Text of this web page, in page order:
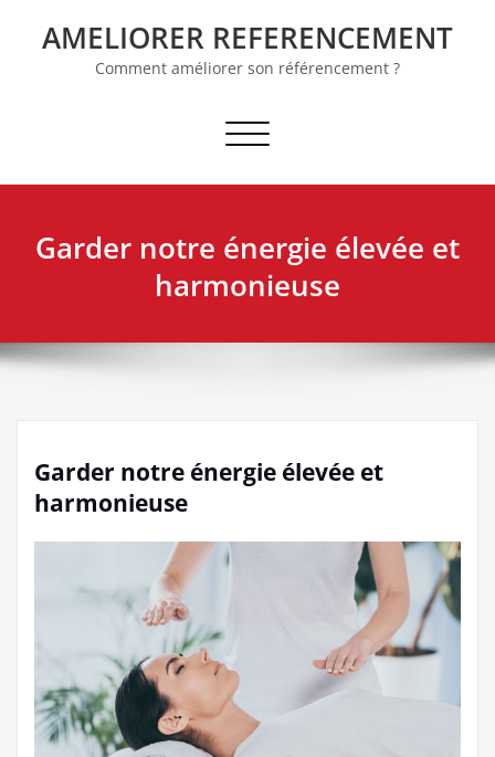
AMELIORER REFERENCEMENT
Comment améliorer son référencement ?
Afficher/masquer la navigation
Garder notre énergie élevée et
harmonieuse
Garder notre énergie élevée et
harmonieuse